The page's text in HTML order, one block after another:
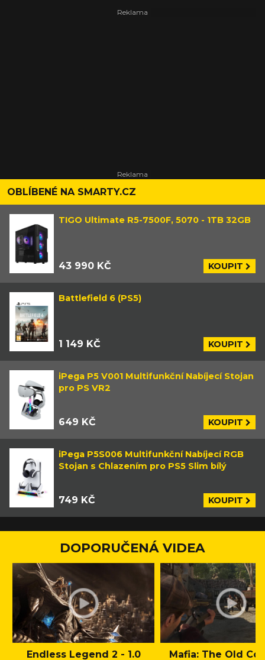
OBLÍBENÉ NA SMARTY.CZ
TIGO Ultimate R5-7500F, 5070 - 1TB 32GB
43 990 KČ KOUPIT
Battlefield 6 (PS5)
1 149 KČ KOUPIT
iPega P5 V001 Multifunkční Nabíjecí Stojan
pro PS VR2
649 KČ KOUPIT
iPega P5S006 Multifunkční Nabíjecí RGB
Stojan s Chlazením pro PS5 Slim bílý
749 KČ KOUPIT
DOPORUČENÁ VIDEA
Endless Legend 2 - 1.0 Mafia: The Old